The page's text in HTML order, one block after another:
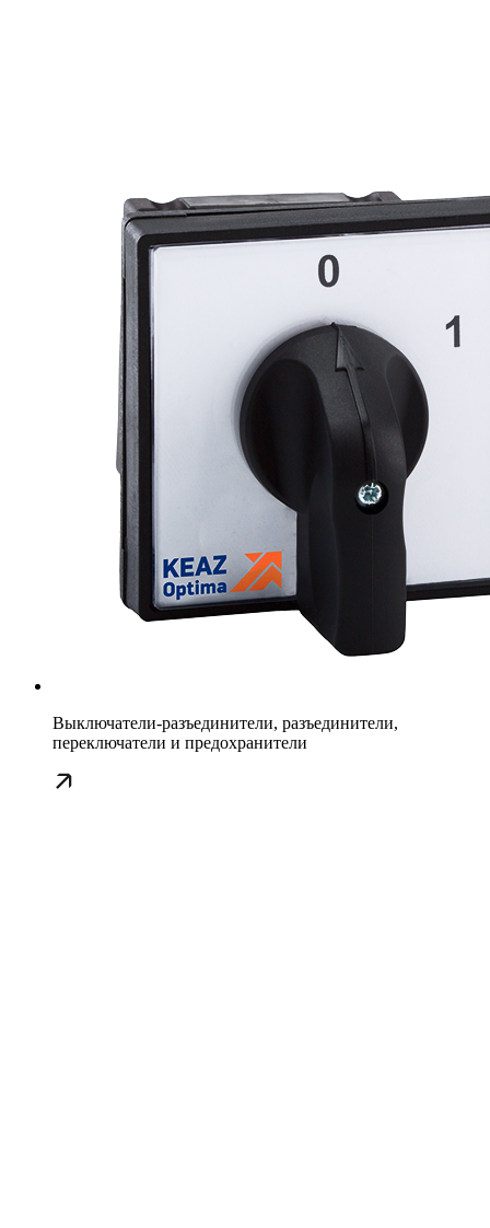
Выключатели-разъединители, разъединители,
переключатели и предохранители